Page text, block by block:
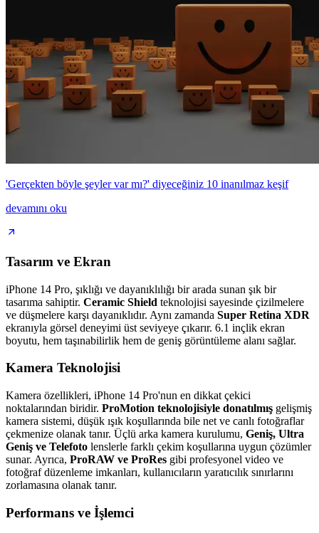
'Gerçekten böyle şeyler var mı?' diyeceğiniz 10 inanılmaz keşif
devamını oku
Tasarım ve Ekran
iPhone 14 Pro, şıklığı ve dayanıklılığı bir arada sunan şık bir
tasarıma sahiptir. Ceramic Shield teknolojisi sayesinde çizilmelere
ve düşmelere karşı dayanıklıdır. Aynı zamanda Super Retina XDR
ekranıyla görsel deneyimi üst seviyeye çıkarır. 6.1 inçlik ekran
boyutu, hem taşınabilirlik hem de geniş görüntüleme alanı sağlar.
Kamera Teknolojisi
Kamera özellikleri, iPhone 14 Pro'nun en dikkat çekici
noktalarından biridir. ProMotion teknolojisiyle donatılmış gelişmiş
kamera sistemi, düşük ışık koşullarında bile net ve canlı fotoğraflar
çekmenize olanak tanır. Üçlü arka kamera kurulumu, Geniş, Ultra
Geniş ve Telefoto lenslerle farklı çekim koşullarına uygun çözümler
sunar. Ayrıca, ProRAW ve ProRes gibi profesyonel video ve
fotoğraf düzenleme imkanları, kullanıcıların yaratıcılık sınırlarını
zorlamasına olanak tanır.
Performans ve İşlemci